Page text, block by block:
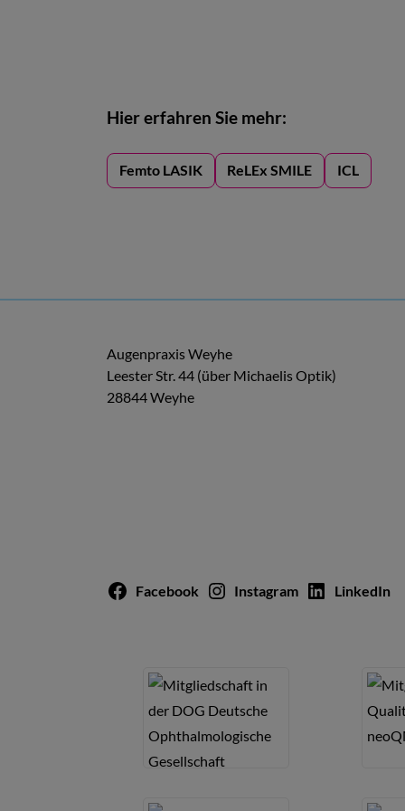
Hier erfahren Sie mehr:
Femto LASIK ReLEx SMILE ICL
Augenpraxis Weyhe
Leester Str. 44 (über Michaelis Optik)
28844 Weyhe
Facebook Instagram LinkedIn